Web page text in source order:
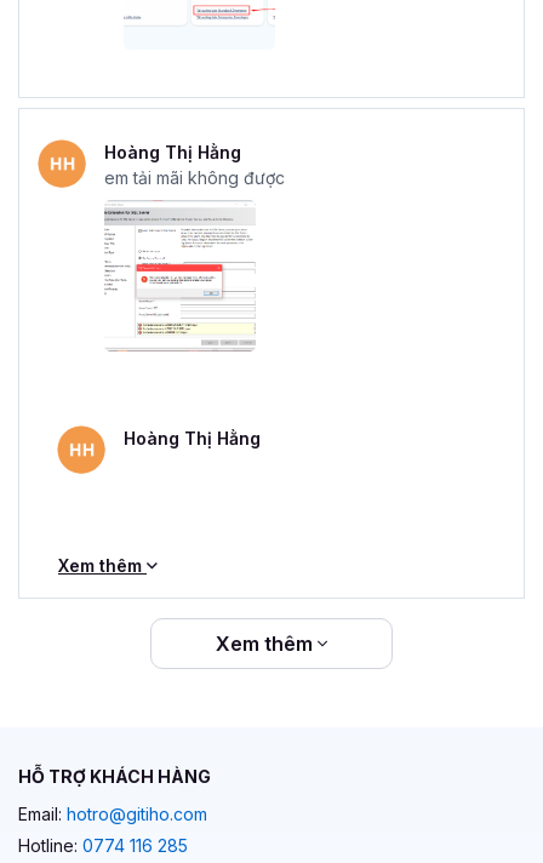
Hoàng Thị Hằng
em tải mãi không được
Hoàng Thị Hằng
Xem thêm
Xem thêm
HỖ TRỢ KHÁCH HÀNG
Email: hotro@gitiho.com
Hotline: 0774 116 285